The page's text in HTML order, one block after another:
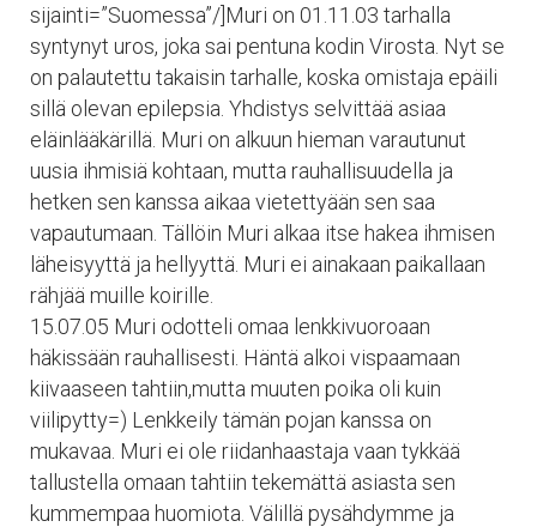
sijainti=”Suomessa”/]Muri on 01.11.03 tarhalla
syntynyt uros, joka sai pentuna kodin Virosta. Nyt se
on palautettu takaisin tarhalle, koska omistaja epäili
sillä olevan epilepsia. Yhdistys selvittää asiaa
eläinlääkärillä. Muri on alkuun hieman varautunut
uusia ihmisiä kohtaan, mutta rauhallisuudella ja
hetken sen kanssa aikaa vietettyään sen saa
vapautumaan. Tällöin Muri alkaa itse hakea ihmisen
läheisyyttä ja hellyyttä. Muri ei ainakaan paikallaan
rähjää muille koirille.
15.07.05 Muri odotteli omaa lenkkivuoroaan
häkissään rauhallisesti. Häntä alkoi vispaamaan
kiivaaseen tahtiin,mutta muuten poika oli kuin
viilipytty=) Lenkkeily tämän pojan kanssa on
mukavaa. Muri ei ole riidanhaastaja vaan tykkää
tallustella omaan tahtiin tekemättä asiasta sen
kummempaa huomiota. Välillä pysähdymme ja